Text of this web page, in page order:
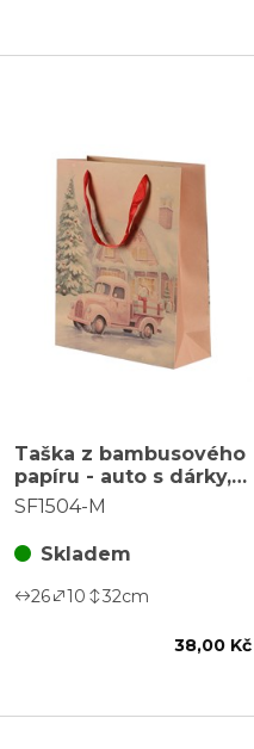
Taška z bambusového
papíru - auto s dárky,
barva hnědá, vel. M
SF1504-M
Skladem
26 10 32cm
38,00 Kč